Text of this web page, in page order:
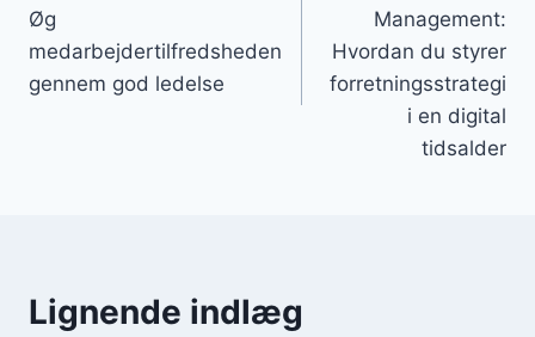
Øg
medarbejdertilfredsheden
gennem god ledelse
Management:
Hvordan du styrer
forretningsstrategi
i en digital
tidsalder
Lignende indlæg